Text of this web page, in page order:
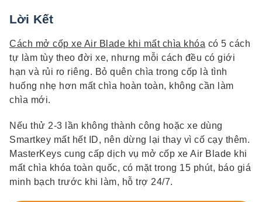
Lời Kết
Cách mở cốp xe Air Blade khi mất chìa khóa có 5 cách
tự làm tùy theo đời xe, nhưng mỗi cách đều có giới
hạn và rủi ro riêng. Bỏ quên chìa trong cốp là tình
huống nhẹ hơn mất chìa hoàn toàn, không cần làm
chìa mới.
Nếu thử 2-3 lần không thành công hoặc xe dùng
Smartkey mất hết ID, nên dừng lại thay vì cố cạy thêm.
MasterKeys cung cấp dịch vụ mở cốp xe Air Blade khi
mất chìa khóa toàn quốc, có mặt trong 15 phút, báo giá
minh bạch trước khi làm, hỗ trợ 24/7.